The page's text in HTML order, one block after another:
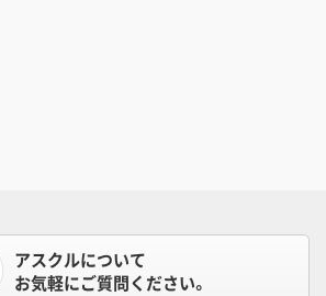
アスクルについて
お気軽にご質問ください。